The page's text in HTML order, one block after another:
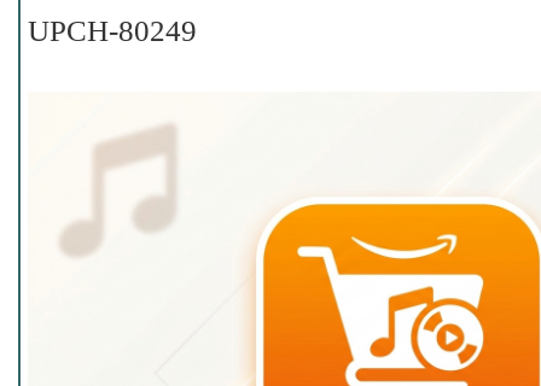
UPCH-80249